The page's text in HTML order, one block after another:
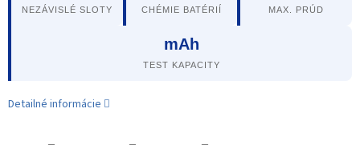
NEZÁVISLÉ SLOTY CHÉMIE BATÉRIÍ MAX. PRÚD
mAh
TEST KAPACITY
Detailné informácie